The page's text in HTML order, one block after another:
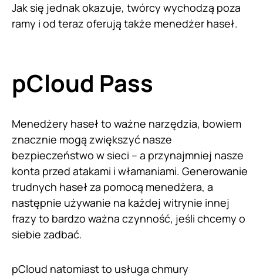
Jak się jednak okazuje, twórcy wychodzą poza
ramy i od teraz oferują także menedżer haseł.
pCloud Pass
Menedżery haseł to ważne narzędzia, bowiem
znacznie mogą zwiększyć nasze
bezpieczeństwo w sieci – a przynajmniej nasze
konta przed atakami i włamaniami. Generowanie
trudnych haseł za pomocą menedżera, a
następnie używanie na każdej witrynie innej
frazy to bardzo ważna czynność, jeśli chcemy o
siebie zadbać.
pCloud natomiast to usługa chmury